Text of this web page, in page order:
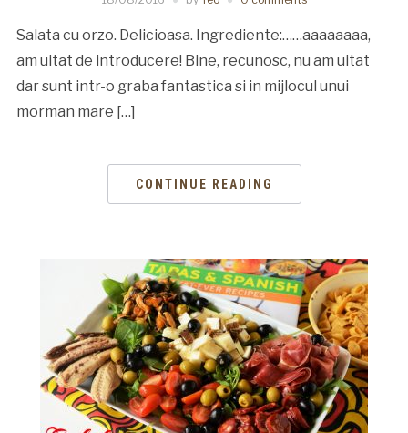
Salata cu orzo. Delicioasa. Ingrediente:……aaaaaaaa,
am uitat de introducere! Bine, recunosc, nu am uitat
dar sunt intr-o graba fantastica si in mijlocul unui
morman mare […]
CONTINUE READING